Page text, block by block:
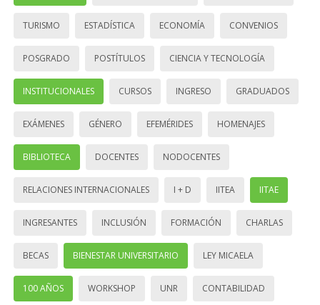
TURISMO ESTADÍSTICA ECONOMÍA CONVENIOS
POSGRADO POSTÍTULOS CIENCIA Y TECNOLOGÍA
INSTITUCIONALES CURSOS INGRESO GRADUADOS
EXÁMENES GÉNERO EFEMÉRIDES HOMENAJES
BIBLIOTECA DOCENTES NODOCENTES
RELACIONES INTERNACIONALES I + D IITEA IITAE
INGRESANTES INCLUSIÓN FORMACIÓN CHARLAS
BECAS BIENESTAR UNIVERSITARIO LEY MICAELA
100 AÑOS WORKSHOP UNR CONTABILIDAD